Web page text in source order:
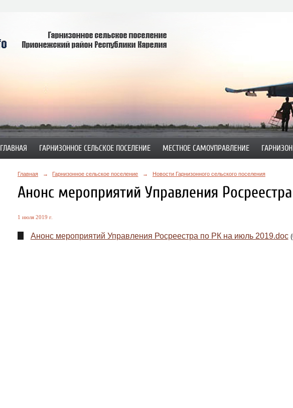
ГЛАВНАЯ ГАРНИЗОННОЕ СЕЛЬСКОЕ ПОСЕЛЕНИЕ МЕСТНОЕ САМОУПРАВЛЕНИЕ
Главная → Гарнизонное сельское поселение → Новости Гарнизонного сельского поселения
Анонс мероприятий Управления
1 июля 2019 г.
Анонс мероприятий Управления Росреестра по РК на июль 2019.doc